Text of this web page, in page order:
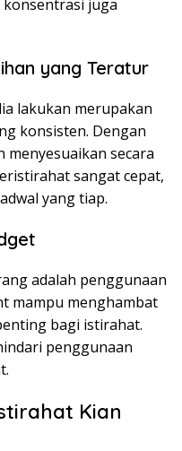
juga
yang Teratur
lakukan merupakan
konsisten. Dengan
menyesuaikan secara
sangat cepat,
yang tiap.
adalah penggunaan
mampu menghambat
bagi istirahat.
penggunaan
Kian